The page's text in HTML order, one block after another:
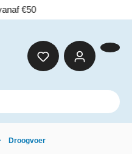
Droogvoer